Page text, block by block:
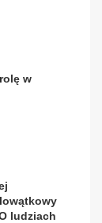
w
ludziach